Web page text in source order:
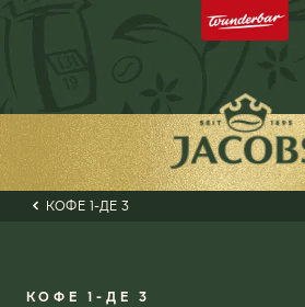
КОФЕ 1-ДЕ 3
КОФЕ 1-ДЕ 3